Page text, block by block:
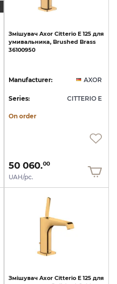
Змішувач Axor Citterio E 125 для
умивальника, Brushed Brass
36100950
Manufacturer: AXOR
Series: CITTERIO E
On order
50 060.00
UAH/pc.
Змішувач Axor Citterio E 125 для